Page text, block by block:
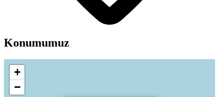
Konumumuz
+
−